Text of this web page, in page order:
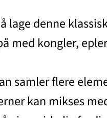
lage denne
med kongler,
samler flere
kan mikses